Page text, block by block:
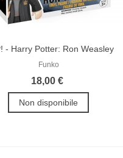
- Harry Potter: Ron Weasley
Funko
18,00 €
Non disponibile